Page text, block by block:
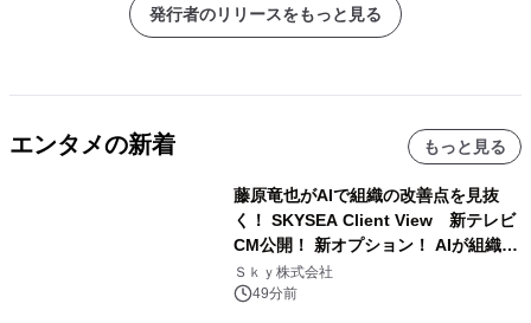
仕！
発行者のリリースをもっと見る
エンタメの新着 もっと見る
藤原竜也がAIで組織の改善点を見抜
く！ SKYSEA Client View 新テレビ
CM公開！ 新オプション！ AIが組織の
業務実態を分析し労務改善を支援。 藤
原竜也メイキング動画公開 「もしAIが
Ｓｋｙ株式会社
49分前